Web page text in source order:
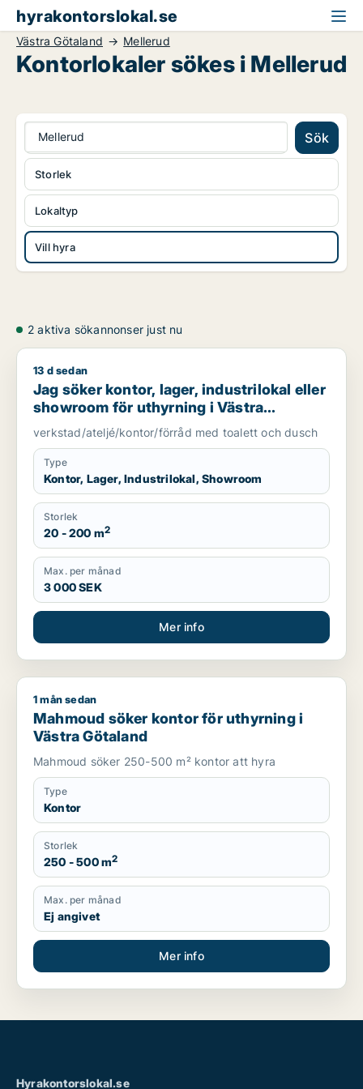
hyrakontorslokal.se
Västra Götaland Mellerud
Kontorlokaler sökes i Mellerud
Mellerud Sök
Lokaltyp
Vill hyra
Storlek
2 aktiva sökannonser just nu
Jag söker kontor, lager, industrilokal eller showroom för
13 d sedan
Jag söker kontor, lager, industrilokal eller
showroom för uthyrning i Västra
Götaland
verkstad/ateljé/kontor/förråd med toalett och dusch
Type
Kontor, Lager, Industrilokal, Showroom
Storlek
20 - 200 m2
Max. per månad
3 000 SEK
Mer info
Mahmoud söker kontor för uthyrning i Västra Götaland
1 mån sedan
Mahmoud söker kontor för uthyrning i
Västra Götaland
Mahmoud söker 250-500 m² kontor att hyra
Type
Kontor
Storlek
250 - 500 m2
Max. per månad
Ej angivet
Mer info
Hyrakontorslokal.se